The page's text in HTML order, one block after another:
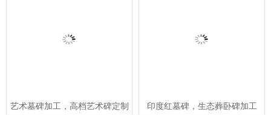
艺术墓碑加工，高档艺术碑定制 印度红墓碑，生态葬卧碑加工